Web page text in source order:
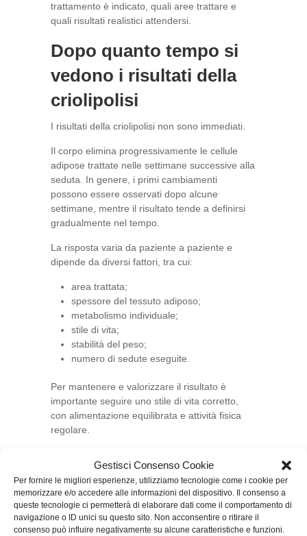
Gestisci Consenso Cookie
Per fornire le migliori esperienze, utilizziamo tecnologie come i cookie per
memorizzare e/o accedere alle informazioni del dispositivo. Il consenso a
queste tecnologie ci permetterà di elaborare dati come il comportamento di
navigazione o ID unici su questo sito. Non acconsentire o ritirare il
consenso può influire negativamente su alcune caratteristiche e funzioni.
trattamento è indicato, quali aree trattare e
quali risultati realistici attendersi.
Dopo quanto tempo si
vedono i risultati della
criolipolisi
I risultati della criolipolisi non sono immediati.
Il corpo elimina progressivamente le cellule
adipose trattate nelle settimane successive alla
seduta. In genere, i primi cambiamenti
possono essere osservati dopo alcune
settimane, mentre il risultato tende a definirsi
gradualmente nel tempo.
La risposta varia da paziente a paziente e
dipende da diversi fattori, tra cui:
area trattata;
spessore del tessuto adiposo;
metabolismo individuale;
stile di vita;
stabilità del peso;
numero di sedute eseguite.
Per mantenere e valorizzare il risultato è
importante seguire uno stile di vita corretto,
con alimentazione equilibrata e attività fisica
regolare.
Quante sedute di
criolipolisi servono
Il numero di sedute necessarie dipende
dall’area da trattare, dall’entità dell’adiposità